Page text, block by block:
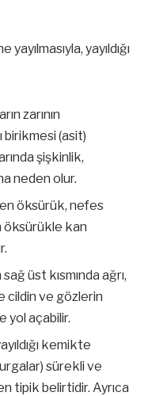
yayıldığı
zarının
birikmesi (asit)
şişkinlik,
neden olur.
öksürük, nefes
öksürükle kan
sağ üst kısmında ağrı,
cildin ve gözlerin
yol açabilir.
kemikte
sürekli ve
tipik belirtidir. Ayrıca